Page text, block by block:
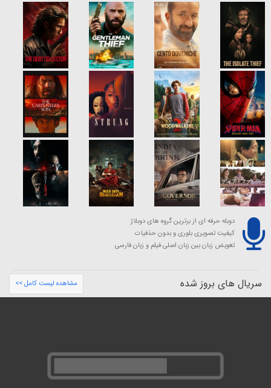
دوبله حرفه ای از برترین گروه های دوبلاژ
کیفیت تصویری بلوری و بدون حذفیات
تعویض زبان بین زبان اصلی فیلم و زبان فارسی
سریال های بروز شده مشاهده لیست کامل >>